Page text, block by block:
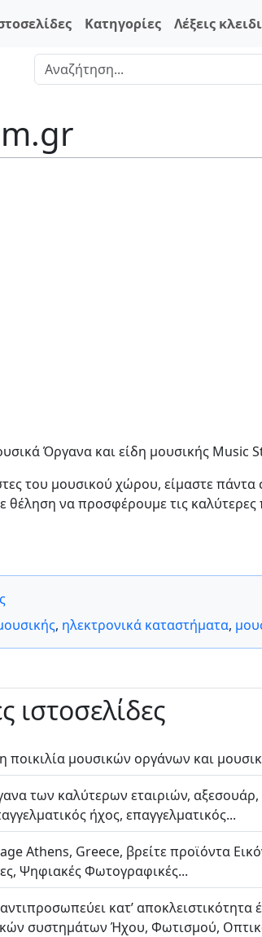
Κατηγορίες Λέξεις
Όργανα και είδη μουσικής Music
του μουσικού χώρου, είμαστε πάντα
θέληση να προσφέρουμε τις
, ηλεκτρονικά καταστήματα,
ιστοσελίδες
ποικιλία μουσικών οργάνων και
των καλύτερων εταιριών, αξεσουάρ,
ήχος, επαγγελματικός...
Athens, Greece, βρείτε προϊόντα
Ψηφιακές Φωτογραφικές...
κατ’
συστημάτων Ήχου, Φωτισμού,